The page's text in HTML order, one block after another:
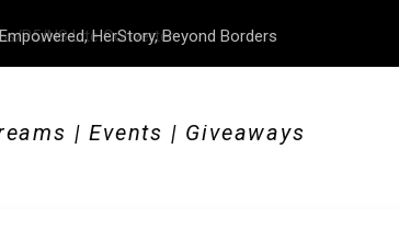
HerStory, Beyond Borders
| Events | Giveaways